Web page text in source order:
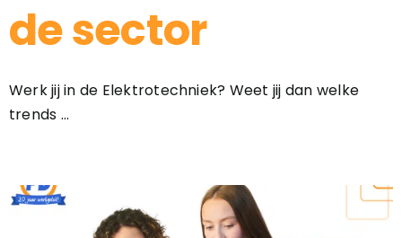
de sector
Werk jij in de Elektrotechniek? Weet jij dan welke
trends ...